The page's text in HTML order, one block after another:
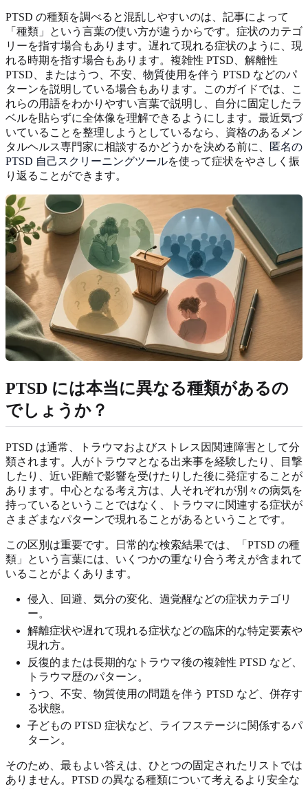
PTSD の種類を調べると混乱しやすいのは、記事によって
「種類」という言葉の使い方が違うからです。症状のカテゴ
リーを指す場合もあります。遅れて現れる症状のように、現
れる時期を指す場合もあります。複雑性 PTSD、解離性
PTSD、またはうつ、不安、物質使用を伴う PTSD などのパ
ターンを説明している場合もあります。このガイドでは、こ
れらの用語をわかりやすい言葉で説明し、自分に固定したラ
ベルを貼らずに全体像を理解できるようにします。最近気づ
いていることを整理しようとしているなら、資格のあるメン
タルヘルス専門家に相談するかどうかを決める前に、
匿名の
PTSD 自己スクリーニングツールを使って症状をやさしく振
り返ることができます。
PTSD には本当に異なる種類があるの
でしょうか？
PTSD は通常、トラウマおよびストレス因関連障害として分
類されます。人がトラウマとなる出来事を経験したり、目撃
したり、近い距離で影響を受けたりした後に発症することが
あります。中心となる考え方は、人それぞれが別々の病気を
持っているということではなく、トラウマに関連する症状が
さまざまなパターンで現れることがあるということです。
この区別は重要です。日常的な検索結果では、「PTSD の種
類」という言葉には、いくつかの重なり合う考えが含まれて
いることがよくあります。
侵入、回避、気分の変化、過覚醒などの症状カテゴリ
ー。
解離症状や遅れて現れる症状などの臨床的な特定要素や
現れ方。
反復的または長期的なトラウマ後の複雑性 PTSD など、
トラウマ歴のパターン。
うつ、不安、物質使用の問題を伴う PTSD など、併存す
る状態。
子どもの PTSD 症状など、ライフステージに関係するパ
ターン。
そのため、最もよい答えは、ひとつの固定されたリストでは
ありません。PTSD の異なる種類について考えるより安全な